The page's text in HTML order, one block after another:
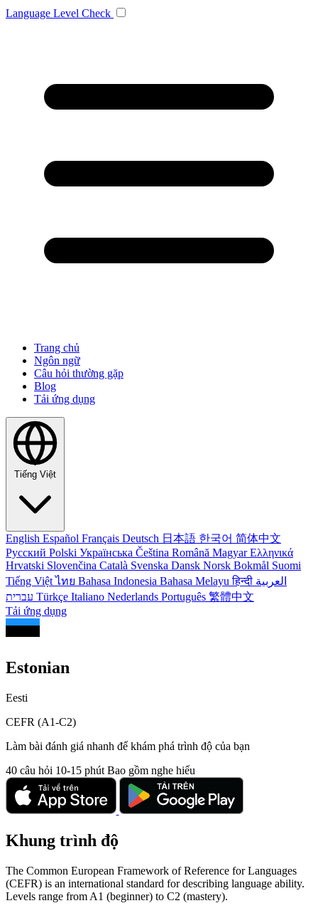
Language Level Check
Trang chủ
Ngôn ngữ
Câu hỏi thường gặp
Blog
Tải ứng dụng
Tiếng Việt
English Español Français Deutsch 日本語 한국어 简体中文
Русский Polski Українська Čeština Română MagyarΕλληνικά
Hrvatski Slovenčina Català Svenska Dansk Norsk Bokmål Suomi
Tiếng Việtไทย Bahasa Indonesia Bahasa Melayuहिन्दी العربية
Türkçe Italiano Nederlands Português 繁體中文
Tải ứng dụng
Estonian
Eesti
CEFR (A1-C2)
Làm bài đánh giá nhanh để khám phá trình độ của bạn
40 câu hỏi 10-15 phút Bao gồm nghe hiểu
Khung trình độ
The Common European Framework of Reference for Languages
(CEFR) is an international standard for describing language ability.
Levels range from A1 (beginner) to C2 (mastery).